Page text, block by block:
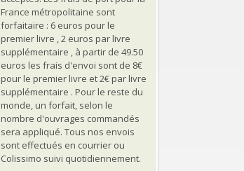
France métropolitaine sont
forfaitaire : 6 euros pour le
premier livre , 2 euros par livre
supplémentaire , à partir de 49.50
euros les frais d'envoi sont de 8€
pour le premier livre et 2€ par livre
supplémentaire . Pour le reste du
monde, un forfait, selon le
nombre d'ouvrages commandés
sera appliqué. Tous nos envois
sont effectués en courrier ou
Colissimo suivi quotidiennement.